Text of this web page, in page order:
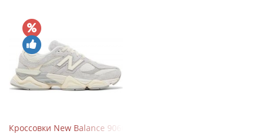
Кроссовки New Balance 9060 Quartz Grey